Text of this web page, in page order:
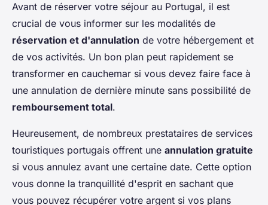
Avant de réserver votre séjour au Portugal, il est
crucial de vous informer sur les modalités de
réservation et d'annulation de votre hébergement et
de vos activités. Un bon plan peut rapidement se
transformer en cauchemar si vous devez faire face à
une annulation de dernière minute sans possibilité de
remboursement total.
Heureusement, de nombreux prestataires de services
touristiques portugais offrent une annulation gratuite
si vous annulez avant une certaine date. Cette option
vous donne la tranquillité d'esprit en sachant que
vous pouvez récupérer votre argent si vos plans